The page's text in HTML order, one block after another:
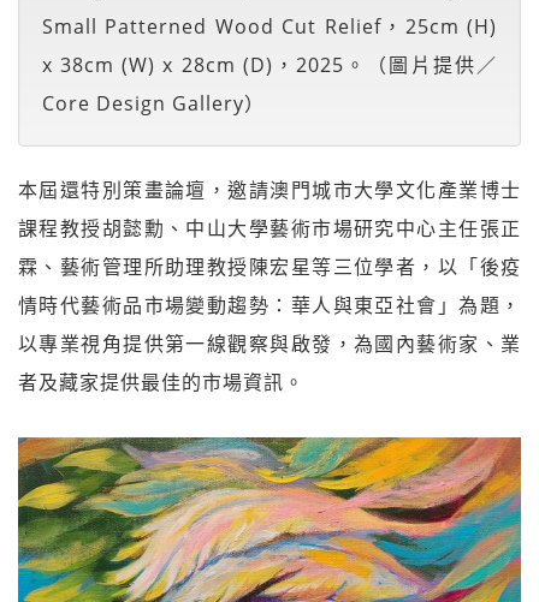
Small Patterned Wood Cut Relief，25cm (H)
x 38cm (W) x 28cm (D)，2025。（圖片提供／
Core Design Gallery）
本屆還特別策畫論壇，邀請澳門城市大學文化產業博士
課程教授胡懿勳、中山大學藝術市場研究中心主任張正
霖、藝術管理所助理教授陳宏星等三位學者，以「後疫
情時代藝術品市場變動趨勢：華人與東亞社會」為題，
以專業視角提供第一線觀察與啟發，為國內藝術家、業
者及藏家提供最佳的市場資訊。